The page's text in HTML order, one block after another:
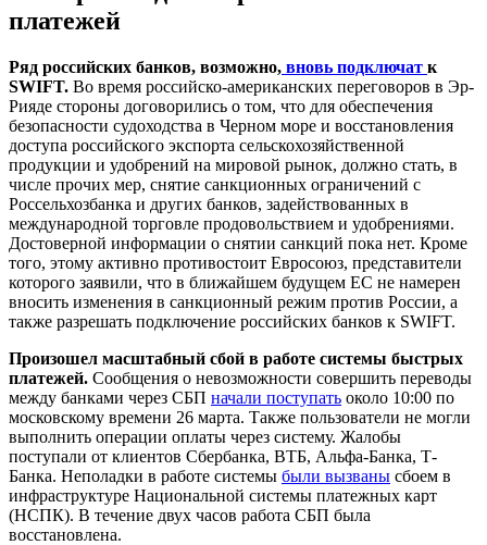
платежей
Ряд российских банков, возможно, вновь подключат к
SWIFT. Во время российско-американских переговоров в Эр-
Рияде стороны договорились о том, что для обеспечения
безопасности судоходства в Черном море и восстановления
доступа российского экспорта сельскохозяйственной
продукции и удобрений на мировой рынок, должно стать, в
числе прочих мер, снятие санкционных ограничений с
Россельхозбанка и других банков, задействованных в
международной торговле продовольствием и удобрениями.
Достоверной информации о снятии санкций пока нет. Кроме
того, этому активно противостоит Евросоюз, представители
которого заявили, что в ближайшем будущем ЕС не намерен
вносить изменения в санкционный режим против России, а
также разрешать подключение российских банков к SWIFT.
Произошел масштабный сбой в работе системы быстрых
платежей. Сообщения о невозможности совершить переводы
между банками через СБП начали поступать около 10:00 по
московскому времени 26 марта. Также пользователи не могли
выполнить операции оплаты через систему. Жалобы
поступали от клиентов Сбербанка, ВТБ, Альфа-Банка, Т-
Банка. Неполадки в работе системы были вызваны сбоем в
инфраструктуре Национальной системы платежных карт
(НСПК). В течение двух часов работа СБП была
восстановлена.